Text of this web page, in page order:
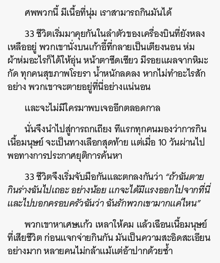
ศพพวกนี้ มีเนื้อที่นุ่ม เราสามารถกินมันได้
33 ชีวิตเริ่มมาคุยกันในลำตัวของเครื่องบินที่ยังหลง
เหลืออยู่ พวกเขานั่งบนเก้าอี้ที่กลายเป็นเตียงนอน ห่ม
ผ้าห่มอะไรก็ได้ให้อุ่น หน้าตาซีดเซียว มีรอยแผลจากหิมะ
กัด ทุกคนสุขภาพโรยรา น้ำหนักลดลง หากไม่ทำอะไรสัก
อย่าง พวกเขาจะตายอยู่ที่นี่อย่างแน่นอน
และจะไม่มีใครมาพบเจออีกตลอดกาล
นั่นจึงนำไปสู่การถกเถียง ทีแรกทุกคนมองว่าการกิน
เนื้อมนุษย์ จะเป็นทางเลือกสุดท้าย แต่เมื่อ 10 วันผ่านไป
พอทางการประกาศยุติการค้นหา
33 ชีวิตจึงเริ่มจับมือกันและตกลงกันว่า “ถ้าฉันตาย
กินร่างฉันไปเถอะ อย่างน้อย แกจะได้มีแรงออกไปจากที่นี่
และไปบอกครอบครัวฉันว่า ฉันรักพวกเขามากแค่ไหน”
พวกเขาหาเศษแก้ว เหลาให้คม แล้วเฉือนเนื้อมนุษย์
ที่เสียชีวิต ก่อนแจกจ่ายกินกัน มันเป็นความสะอิดสะเอียน
อย่างมาก หลายคนไม่กล้าแม้แต่อ้าปากด้วยซ้ำ